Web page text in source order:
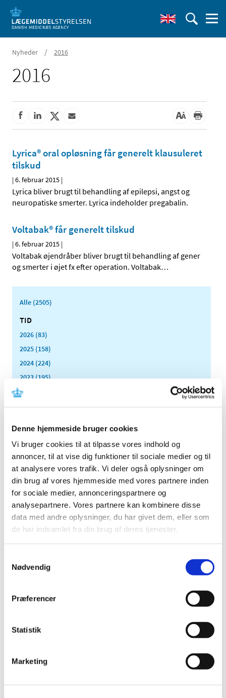
Denne hjemmeside bruger cookies
Vi bruger cookies til at tilpasse vores indhold og
annoncer, til at vise dig funktioner til sociale medier og til
at analysere vores trafik. Vi deler også oplysninger om
din brug af vores hjemmeside med vores partnere inden
for sociale medier, annonceringspartnere og
analysepartnere. Vores partnere kan kombinere disse
data med andre oplysninger, du har givet dem, eller som
de har indsamlet fra din brug af deres tjenester.
Nødvendig
Præferencer
Statistik
Marketing
Nyheder / 2016
2016
Lyrica® oral opløsning får generelt klausuleret
tilskud
|6. februar 2015 |
Lyrica bliver brugt til behandling af epilepsi, angst og
neuropatiske smerter. Lyrica indeholder pregabalin.
Voltabak® får generelt tilskud
|6. februar 2015 |
Voltabak øjendråber bliver brugt til behandling af gener
og smerter i øjet fx efter operation. Voltabak…
Alle (2505)
TID
2026 (83)
2025 (158)
2024 (224)
2023 (195)
2022 (197)
2021 (516)
2019 (159)
2018 (150)
2017 (167)
2016 (167)
2015 (33)
december (4)
november (4)
oktober (2)
september (3)
juni (9)
marts (2)
2012 (44)